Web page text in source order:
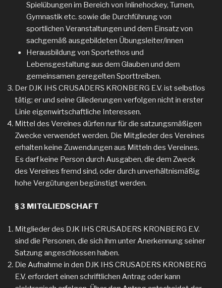
Spielübungen im Bereich von Inlinehockey, Turnen,
Gymnastik etc. sowie die Durchführung von
sportlichen Veranstaltungen und dem Einsatz von
sachgemäß ausgebildeten Übungsleiter/innen
Herausbildung von Sportethos und
Lebensgestaltung aus dem Glauben und dem
gemeinsamen geregelten Sporttreiben.
Der DJK IHS CRUSADERS KRONBERG E.V. ist selbstlos
tätig; er und seine Gliederungen verfolgen nicht in erster
Linie eigenwirtschaftliche Interessen.
Mittel des Vereines dürfen nur für die satzungsmäßigen
Zwecke verwendet werden. Die Mitglieder des Vereines
erhalten keine Zuwendungen aus Mitteln des Vereines.
Es darf keine Person durch Ausgaben, die dem Zweck
des Vereines fremd sind, oder durch unverhältnismäßig
hohe Vergütungen begünstigt werden.
§ 3 MITGLIEDSCHAFT
Mitglieder des DJK IHS CRUSADERS KRONBERG E.V.
sind die Personen, die sich ihm unter Anerkennung seiner
Satzung angeschlossen haben.
Die Aufnahme in den DJK IHS CRUSADERS KRONBERG
E.V. erfordert einen schriftlichen Antrag oder kann